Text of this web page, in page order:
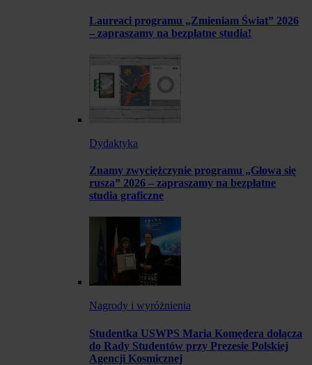
Laureaci programu „Zmieniam Świat” 2026
– zapraszamy na bezpłatne studia!
Dydaktyka
Znamy zwyciężczynie programu „Głowa się
rusza” 2026 – zapraszamy na bezpłatne
studia graficzne
Nagrody i wyróżnienia
Studentka USWPS Maria Komędera dołącza
do Rady Studentów przy Prezesie Polskiej
Agencji Kosmicznej